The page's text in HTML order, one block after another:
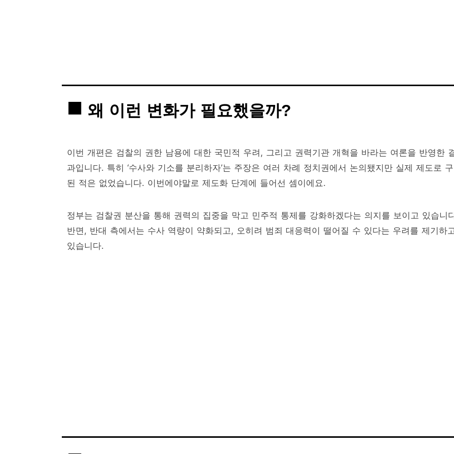
왜 이런 변화가 필요했을까?
이번 개편은 검찰의 권한 남용에 대한 국민적 우려, 그리고 권력기관 개혁을 바라는 여론을 반영한
과입니다. 특히 ‘수사와 기소를 분리하자’는 주장은 여러 차례 정치권에서 논의됐지만 실제 제도로
된 적은 없었습니다. 이번에야말로 제도화 단계에 들어선 셈이에요.
정부는 검찰권 분산을 통해 권력의 집중을 막고 민주적 통제를 강화하겠다는 의지를 보이고 있습니
반면, 반대 측에서는 수사 역량이 약화되고, 오히려 범죄 대응력이 떨어질 수 있다는 우려를 제기하
있습니다.